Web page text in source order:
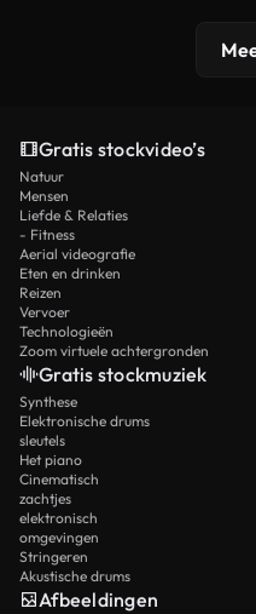
Gratis stockvideo’s
Natuur
Mensen
Liefde & Relaties
- Fitness
Aerial videografie
Eten en drinken
Reizen
Vervoer
Technologieën
Zoom virtuele achtergronden
Gratis stockmuziek
Synthese
Elektronische drums
sleutels
Het piano
Cinematisch
zachtjes
elektronisch
omgevingen
Stringeren
Akustische drums
Afbeeldingen